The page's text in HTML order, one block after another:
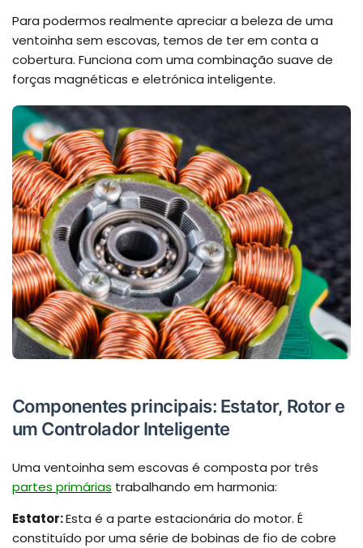
Para podermos realmente apreciar a beleza de uma
ventoinha sem escovas, temos de ter em conta a
cobertura. Funciona com uma combinação suave de
forças magnéticas e eletrónica inteligente.
Componentes principais: Estator, Rotor e
um Controlador Inteligente
Uma ventoinha sem escovas é composta por três
partes primárias trabalhando em harmonia:
Estator:Esta é a parte estacionária do motor. É
constituído por uma série de bobinas de fio de cobre